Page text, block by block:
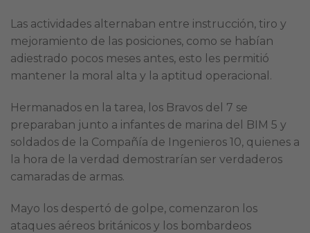
Las actividades alternaban entre instrucción, tiro y
mejoramiento de las posiciones, como se habían
adiestrado pocos meses antes, esto les permitió
mantener la moral alta y la aptitud operacional.
Hermanados en la tarea, los Bravos del 7 se
preparaban junto a infantes de marina del BIM 5 y
soldados de la Compañía de Ingenieros 10, quienes a
la hora de la verdad demostrarían ser verdaderos
camaradas de armas.
Mayo los despertó de golpe, comenzaron los
ataques aéreos británicos y los bombardeos